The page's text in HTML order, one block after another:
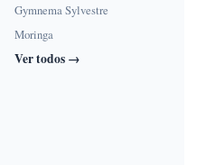
Gymnema Sylvestre
Moringa
Ver todos →